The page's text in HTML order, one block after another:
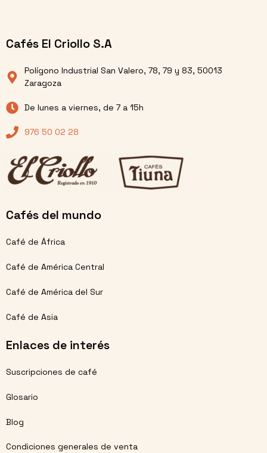
Cafés El Criollo S.A
Polígono Industrial San Valero, 78, 79 y 83, 50013
Zaragoza
De lunes a viernes, de 7 a 15h
976 50 02 28
Cafés del mundo
Café de África
Café de América Central
Café de América del Sur
Café de Asia
Enlaces de interés
Suscripciones de café
Glosario
Blog
Condiciones generales de venta